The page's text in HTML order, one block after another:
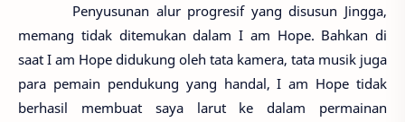
Penyusunan alur progresif yang disusun Jingga,
memang tidak ditemukan dalam I am Hope. Bahkan di
saat I am Hope didukung oleh tata kamera, tata musik juga
para pemain pendukung yang handal, I am Hope tidak
berhasil membuat saya larut ke dalam permainan